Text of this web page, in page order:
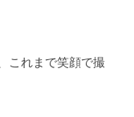
これまで笑顔で撮